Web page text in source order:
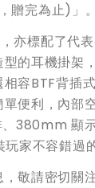
贈完為止)」。
亦標配了代
的耳機掛架
容BTF背插
便利，內部
380mm 顯
家不容錯過
敬請密切關